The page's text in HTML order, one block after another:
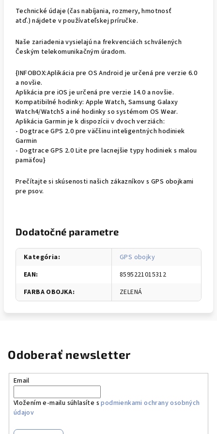
Technické údaje (čas nabíjania, rozmery, hmotnosť
atď.) nájdete v používateľskej príručke.
Naše zariadenia vysielajú na frekvenciách schválených
Českým telekomunikačným úradom.
{INFOBOX:Aplikácia pre OS Android je určená pre verzie 6.0
a novšie.
Aplikácia pre iOS je určená pre verzie 14.0 a novšie.
Kompatibilné hodinky: Apple Watch, Samsung Galaxy
Watch4/Watch5 a iné hodinky so systémom OS Wear.
Aplikácia Garmin je k dispozícii v dvoch verziách:
- Dogtrace GPS 2.0 pre väčšinu inteligentných hodiniek
Garmin
- Dogtrace GPS 2.0 Lite pre lacnejšie typy hodiniek s malou
pamäťou}
Prečítajte si skúsenosti našich zákazníkov s GPS obojkami
pre psov.
Dodatočné parametre
Kategória:
GPS obojky
EAN:
8595221015312
FARBA OBOJKA: ZELENÁ
Odoberať newsletter
Email
Vložením e-mailu súhlasíte spodmienkami ochrany osobných
údajov